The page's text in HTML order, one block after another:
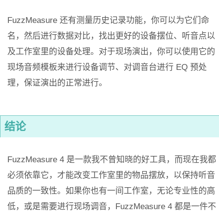
FuzzMeasure 还有测量历史记录功能，你可以为它们命
名，然后进行数据对比，找出更好的设备摆位、听音点以
及工作室里的设备处理。对于现场演出，你可以使用它的
现场音频模板来进行设备调节、对调音台进行 EQ 预处
理，保证演出的正常进行。
结论
FuzzMeasure 4 是一款我不曾知晓的好工具，而现在我都
必须依靠它，才能改变工作室里的物品摆放，以保持听音
品质的一致性。如果你也有一间工作室，无论专业性的高
低，或是需要进行现场调音，FuzzMeasure 4 都是一件不